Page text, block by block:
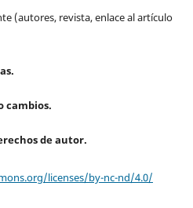
(autores, revista, enlace al artículo
cambios.
de autor.
licenses/by-nc-nd/4.0/